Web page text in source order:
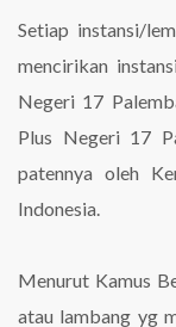
Setiap instansi/
mencirikan
Negeri 17
Plus Negeri 17
patennya oleh
Indonesia.
Menurut Kamus
atau lambang yg